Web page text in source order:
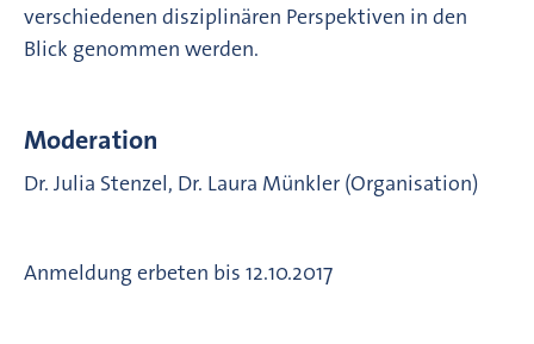
verschiedenen disziplinären Perspektiven in den
Blick genommen werden.
Moderation
Dr. Julia Stenzel, Dr. Laura Münkler (Organisation)
Anmeldung erbeten bis 12.10.2017